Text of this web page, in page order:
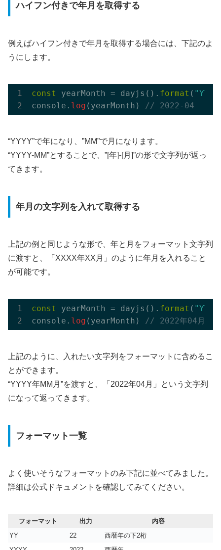
ハイフン付きで年月を取得する
例えばハイフン付きで年月を取得する場合には、下記のよ
うにします。
const yearMonth = dayjs(). format (
console. log (yearMonth) // 2022-04
“YYYY”で年になり、”MM”で月になります。
“YYYY-MM”とすることで、”[年]-[月]”の形で文字列が返っ
てきます。
年月の文字列を入れて取得する
上記の例と同じような形で、年と月をフォーマット文字列
に渡すと、「XXXX年XX月」のように年月を入れること
が可能です。
const yearMonth = dayjs(). format ( "YYYY
console. log (yearMonth) // 2022年04月
上記のように、入れたい文字列をフォーマットに含めるこ
とができます。
“YYYY年MM月”を渡すと、「2022年04月」という文字列
になって返ってきます。
フォーマット一覧
よく使いそうなフォーマットのみ下記に並べてみました。
詳細は公式ドキュメントを確認してみてください。
フォーマット 出力
内容
YY
22
西暦年の下2桁